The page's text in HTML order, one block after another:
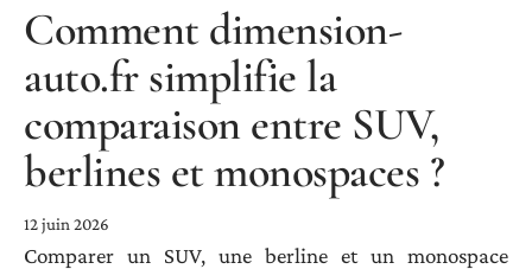
Comment dimension-
auto.fr simplifie la
comparaison entre SUV,
berlines et monospaces ?
12 juin 2026
Comparer un SUV, une berline et un monospace